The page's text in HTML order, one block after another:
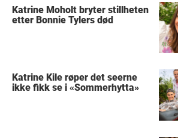
Katrine Moholt bryter stillheten
etter Bonnie Tylers død
Katrine Kile røper det seerne
ikke fikk se i «Sommerhytta»